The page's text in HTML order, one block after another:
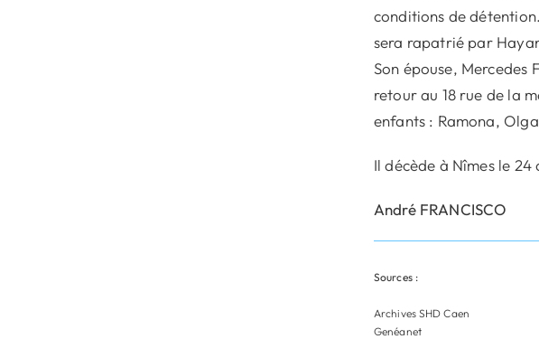
conditions de
sera rapatrié par
Son épouse, Mercedes
retour au 18 rue de la
enfants : Ramona,
Il décède à Nîmes le 24
André FRANCISCO
Sources :
Archives SHD Caen
Genéanet